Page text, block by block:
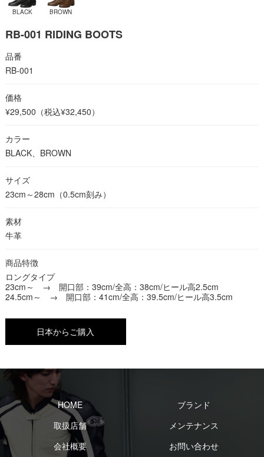
BLACK BROWN
RB-001 RIDING BOOTS
品番
RB-001
価格
¥29,500 （税込¥32,450）
カラー
BLACK、BROWN
サイズ
23cm～28cm（0.5cm刻み）
素材
牛革
商品特徴
ロングタイプ
23cm～ → 開口部：39cm/全高：38cm/ヒール高2.5cm
24.5cm～ → 開口部：41cm/全高：39.5cm/ヒール高3.5cm
日本からご購入
HOME
ブランド
取扱店舗
メンテナンス
会社概要
お問い合わせ